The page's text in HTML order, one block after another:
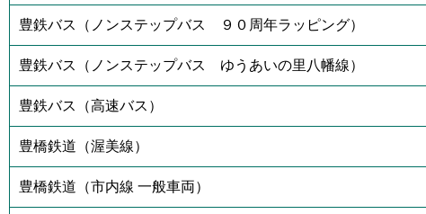
豊鉄バス（ノンステップバス ９０周年ラッピング）
豊鉄バス（ノンステップバス ゆうあいの里八幡線）
豊鉄バス（高速バス）
豊橋鉄道（渥美線）
豊橋鉄道（市内線 一般車両）